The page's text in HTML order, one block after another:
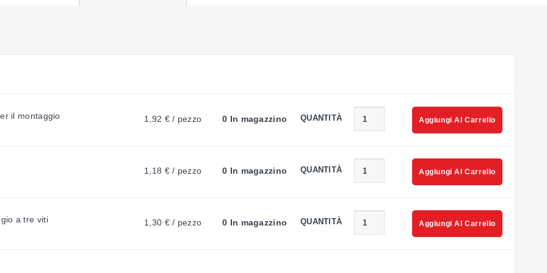
Sono previsti spazi per la marcatura di morsetti singoli e fine corsa, strisce di morsettiere e grandi gruppi di
per test più avanzati.
R
il montaggio 1,92 € / pezzo 0 In magazzino QUANTITÀ Aggiungi Al Carrello
1,18 € / pezzo 0 In magazzino QUANTITÀ Aggiungi Al Carrello
a tre viti 1,30 € / pezzo 0 In magazzino QUANTITÀ Aggiungi Al Carrello